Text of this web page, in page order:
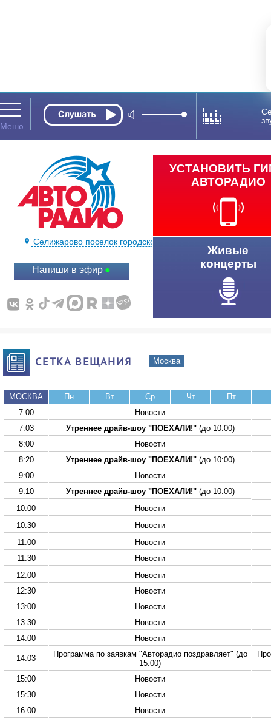
Селижарово поселок городского типа 100.4 FM
Напиши в эфир
УСТАНОВИТЬ
АВТОРАДИО
Живые
концерты
СЕТКА ВЕЩАНИЯ Москва
МОСКВА Пн Вт Ср Чт
Пт
7:00
Новости
7:03
Утреннее драйв-шоу "ПОЕХАЛИ!"(до 10:00)
8:00
Новости
8:20
Утреннее драйв-шоу "ПОЕХАЛИ!"(до 10:00)
9:00
Новости
9:10
Утреннее драйв-шоу "ПОЕХАЛИ!"(до 10:00)
10:00
Новости
10:30
Новости
11:00
Новости
11:30
Новости
12:00
Новости
12:30
Новости
13:00
Новости
13:30
Новости
14:00
Новости
14:03
Программа по заявкам "Авторадио поздравляет" (до
15:00)
15:00
Новости
15:30
Новости
16:00
Новости